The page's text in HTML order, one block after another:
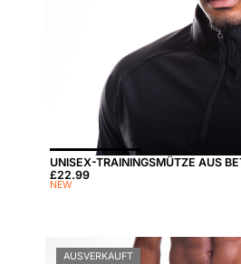
UNISEX-TRAININGSMÜTZE AUS
Preis:
£22.99
NEW
AUSVERKAUFT